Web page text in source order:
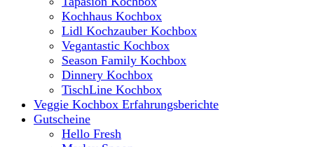
Kochhaus Kochbox
Lidl Kochzauber Kochbox
Vegantastic Kochbox
Season Family Kochbox
Dinnery Kochbox
TischLine Kochbox
Veggie Kochbox Erfahrungsberichte
Gutscheine
Hello Fresh